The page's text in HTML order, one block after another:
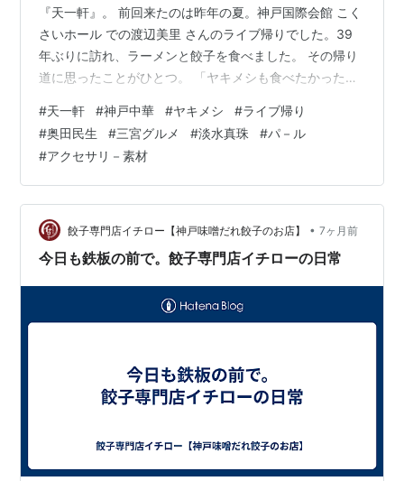
『天一軒』。 前回来たのは昨年の夏。神戸国際会館 こく
さいホール での渡辺美里 さんのライブ帰りでした。39
年ぶりに訪れ、ラーメンと餃子を食べました。 その帰り
道に思ったことがひとつ。 「ヤキメシも食べたかった」
時。店に着いたのは20時20分ごろでした。土曜日の夜な
ので、サラリーマンは居ないから空いているだろう……と
思ったら、やはり行列。 20分ほど並んで店内へ。相変わ
らず、愛想が良いとは言えない店員さんに注文。 「中華
そば、ヤキメシ、生ビール」 まずは生ビール。サービス
なのか、泡が少なめ。 …
#天一軒 #神戸中華 #ヤキメシ #ライブ帰り
#奥田民生 #三宮グルメ #淡水真珠 #パ－ル
#アクセサリ－素材
餃子専門店イチロー【神戸味噌だれ餃子のお店】 • 7ヶ月前
今日も鉄板の前で。餃子専門店イチローの日常